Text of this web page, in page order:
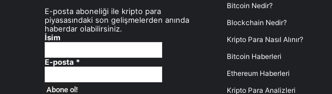
E-posta aboneliği ile kripto para
piyasasındaki son gelişmelerden anında
haberdar olabilirsiniz.
İsim
E-posta *
Bitcoin Nedir?
Blockchain Nedir?
Kripto Para Nasıl Alınır?
Bitcoin Haberleri
Ethereum Haberleri
Kripto Para Analizleri